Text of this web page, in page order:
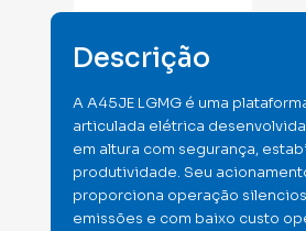
Descrição
A A45JE LGMG é uma
articulada elétrica
em altura com segurança,
produtividade. Seu
proporciona operação
emissões e com baixo custo